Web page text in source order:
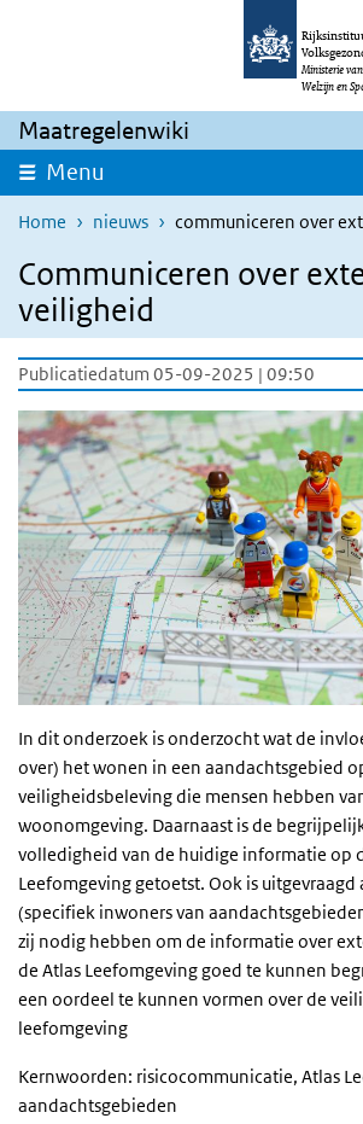
Overslaan en naar de inhoud gaan
Ministerie
Welzijn en
Maatregelenwiki
Menu
Home nieuws communiceren over
Communiceren over
veiligheid
Publicatiedatum 05-09-2025 | 09:50
In dit onderzoek is onderzocht wat de
over) het wonen in een aandachtsgebied
veiligheidsbeleving die mensen hebben
woonomgeving. Daarnaast is de
volledigheid van de huidige informatie op
Leefomgeving getoetst. Ook is uitgevraagd
(specifiek inwoners van
zij nodig hebben om de informatie over
de Atlas Leefomgeving goed te kunnen
een oordeel te kunnen vormen over de
leefomgeving
Kernwoorden: risicocommunicatie, Atlas
aandachtsgebieden